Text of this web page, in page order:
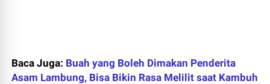
Baca Juga: Buah yang Boleh Dimakan Penderita
Asam Lambung, Bisa Bikin Rasa Melilit saat Kambuh